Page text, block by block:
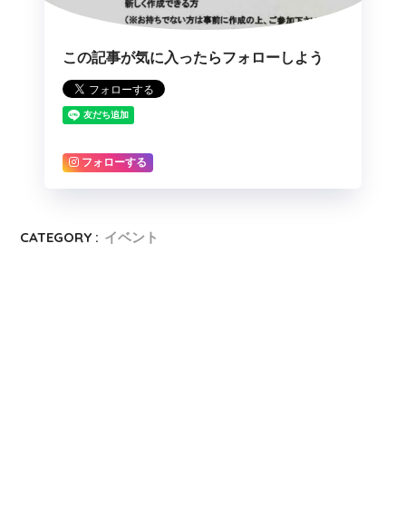
この記事が気に入ったらフォローしよう
フォローする
CATEGORY : イベント